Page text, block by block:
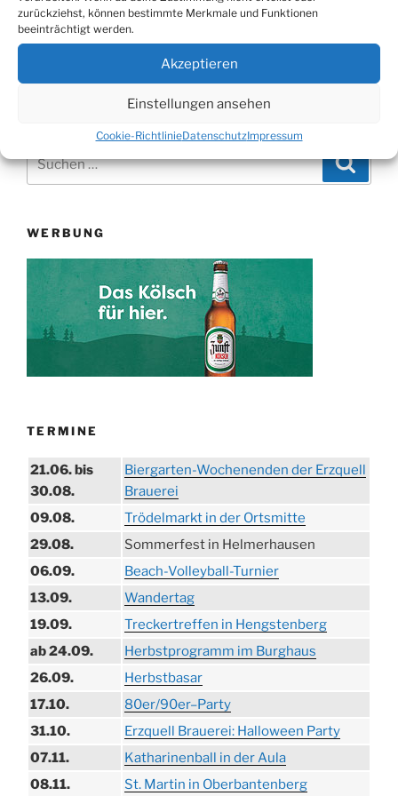
zurückziehst, können bestimmte Merkmale und Funktionen
beeinträchtigt werden.
Akzeptieren
Einstellungen ansehen
Cookie-RichtlinieDatenschutzImpressum
Zeitreise
mit
Seitennummerierung
derSeite
Seite2
nach:
WERBUNG
TERMINE
21.06. bis
30.08.
Biergarten-Wochenenden der Erzquell
Brauerei
09.08.
Trödelmarkt in der Ortsmitte
29.08.
Sommerfest in Helmerhausen
06.09.
Beach-Volleyball-Turnier
13.09.
Wandertag
19.09.
Treckertreffen in Hengstenberg
ab 24.09.
Herbstprogramm im Burghaus
26.09.
Herbstbasar
17.10.
80er/90er–Party
31.10.
Erzquell Brauerei: Halloween Party
07.11.
Katharinenball in der Aula
08.11.
St. Martin in Oberbantenberg